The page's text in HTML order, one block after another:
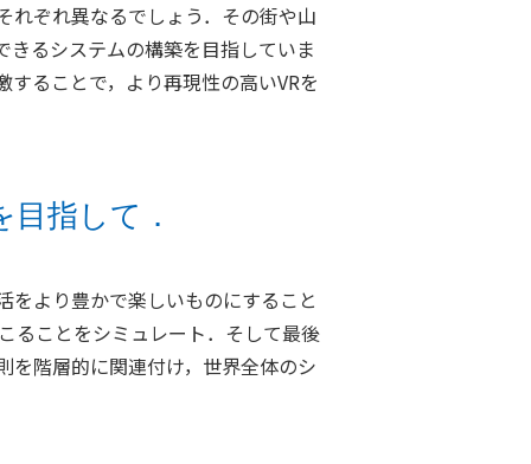
れぞれ異なるでしょう．その街や山
るシステムの構築を目指していま
ることで，より再現性の高いVRを
指して．
より豊かで楽しいものにすること
ることをシミュレート．そして最後
を階層的に関連付け，世界全体のシ